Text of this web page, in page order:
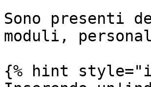
Sono presenti
moduli,
{% hint